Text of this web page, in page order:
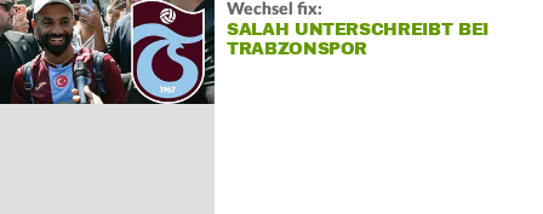
Wechsel fix:
SALAH UNTERSCHREIBT BEI
TRABZONSPOR